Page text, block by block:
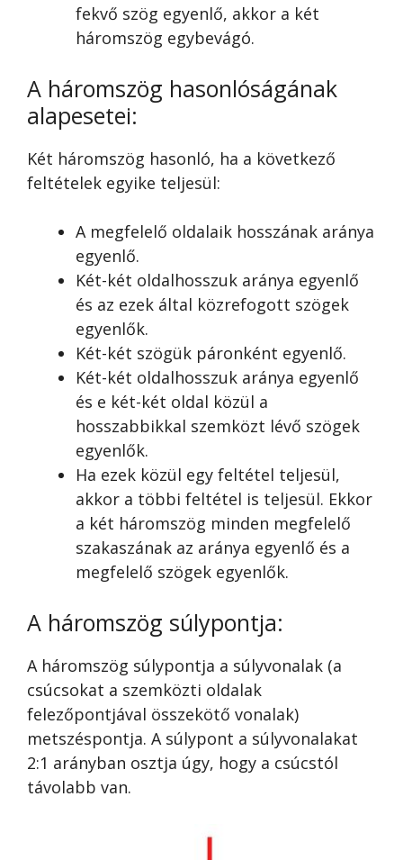
fekvő szög egyenlő, akkor a két
háromszög egybevágó.
A háromszög hasonlóságának
alapesetei:
Két háromszög hasonló, ha a következő
feltételek egyike teljesül:
A megfelelő oldalaik hosszának aránya
egyenlő.
Két-két oldalhosszuk aránya egyenlő
és az ezek által közrefogott szögek
egyenlők.
Két-két szögük páronként egyenlő.
Két-két oldalhosszuk aránya egyenlő
és e két-két oldal közül a
hosszabbikkal szemközt lévő szögek
egyenlők.
Ha ezek közül egy feltétel teljesül,
akkor a többi feltétel is teljesül. Ekkor
a két háromszög minden megfelelő
szakaszának az aránya egyenlő és a
megfelelő szögek egyenlők.
A háromszög súlypontja:
A háromszög súlypontja a súlyvonalak (a
csúcsokat a szemközti oldalak
felezőpontjával összekötő vonalak)
metszéspontja. A súlypont a súlyvonalakat
2:1 arányban osztja úgy, hogy a csúcstól
távolabb van.